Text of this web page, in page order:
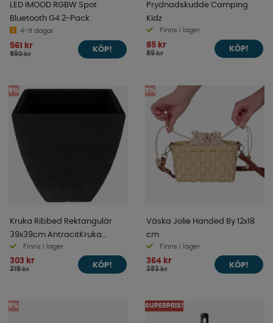
LED IMOOD RGBW Spot
Bluetooth G4 2-Pack
4-9 dagar
561 kr
590 kr
KÖP!
Prydnadskudde Camping
Kidz
Finns i lager
85 kr
89 kr
KÖP!
5%
Kruka Ribbed Rektangulär
39x39cm AntracitKruka
Ribbed Rektangulär Höjd
41cm Mått 39x39cm Antracit
Finns i lager
303 kr
319 kr
KÖP!
5%
Väska Jolie Handed By 12x18
cm
Finns i lager
364 kr
383 kr
KÖP!
5% SUPERPRIS!